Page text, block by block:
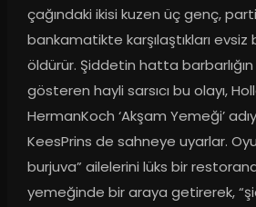
çağındaki ikisi kuzen üç genç, parti
bankamatikte karşılaştıkları evsiz
öldürür. Şiddetin hatta barbarlığın
gösteren hayli sarsıcı bu olayı,
HermanKoch ‘Akşam Yemeği’
KeesPrins de sahneye uyarlar.
burjuva” ailelerini lüks bir
yemeğinde bir araya getirerek,